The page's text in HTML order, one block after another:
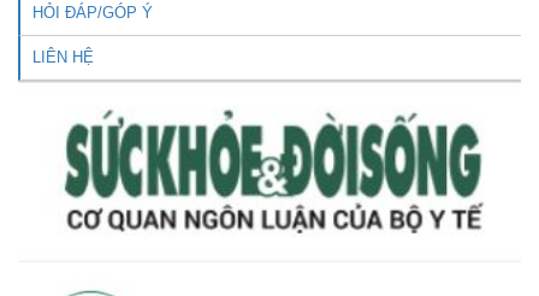
HỎI ĐÁP/GÓP Ý
LIÊN HỆ